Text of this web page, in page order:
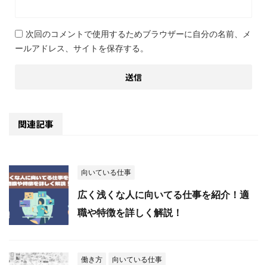
次回のコメントで使用するためブラウザーに自分の名前、メ
ールアドレス、サイトを保存する。
関連記事
向いている仕事
広く浅くな人に向いてる仕事を紹介！適
職や特徴を詳しく解説！
働き方 向いている仕事